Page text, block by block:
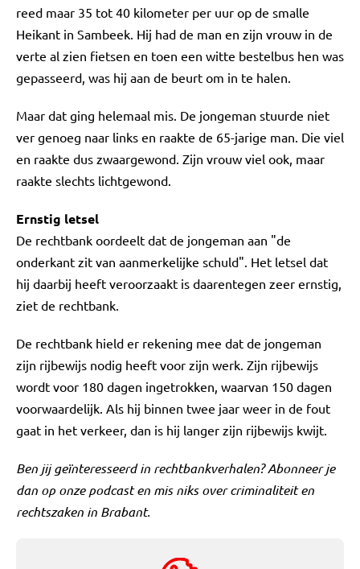
reed maar 35 tot 40 kilometer per uur op de smalle
Heikant in Sambeek. Hij had de man en zijn vrouw in de
verte al zien fietsen en toen een witte bestelbus hen was
gepasseerd, was hij aan de beurt om in te halen.
Maar dat ging helemaal mis. De jongeman stuurde niet
ver genoeg naar links en raakte de 65-jarige man. Die viel
en raakte dus zwaargewond. Zijn vrouw viel ook, maar
raakte slechts lichtgewond.
Ernstig letsel
De rechtbank oordeelt dat de jongeman aan "de
onderkant zit van aanmerkelijke schuld". Het letsel dat
hij daarbij heeft veroorzaakt is daarentegen zeer ernstig,
ziet de rechtbank.
De rechtbank hield er rekening mee dat de jongeman
zijn rijbewijs nodig heeft voor zijn werk. Zijn rijbewijs
wordt voor 180 dagen ingetrokken, waarvan 150 dagen
voorwaardelijk. Als hij binnen twee jaar weer in de fout
gaat in het verkeer, dan is hij langer zijn rijbewijs kwijt.
Ben jij geïnteresseerd in rechtbankverhalen? Abonneer je
dan op onze podcast en mis niks over criminaliteit en
rechtszaken in Brabant.